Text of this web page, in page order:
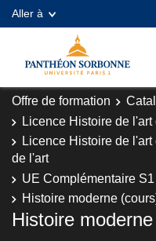
Aller à
Offre de formation
Licence Histoire de
Licence Histoire de
de l'art
UE Complémentaire S1
Histoire moderne
Histoire